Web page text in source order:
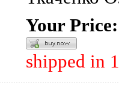
Your Price:
shipped in